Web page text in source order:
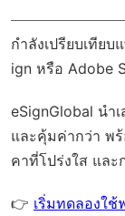
กำลังเปรียบเทีย
ign หรือ Adobe
eSignGlobal นำ
และคุ้มค่ากว่า พ
คาที่โปร่งใส และ
👉 เริ่มทดลองใช้